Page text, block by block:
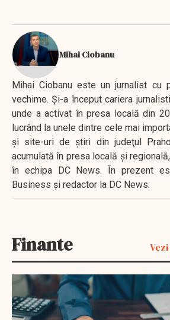
Mihai Ciobanu
Mihai Ciobanu este un jurnalist cu
vechime. Şi-a început cariera
unde a activat în presa locală din
lucrând la unele dintre cele mai
şi site-uri de ştiri din judeţul
acumulată în presa locală şi
în echipa DC News. În prezent
Business şi redactor la DC News.
Finante